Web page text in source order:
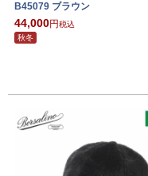
B45079 ブラウン
44,000
税込
秋冬